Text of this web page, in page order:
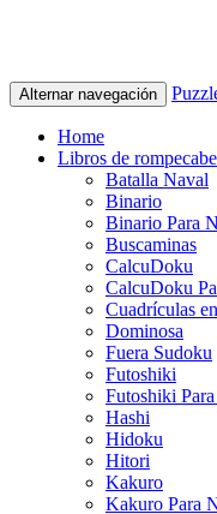
Alternar navegación
Home
Libros de
Batalla Naval
Binario
Binario Para
Buscaminas
CalcuDoku
CalcuDoku
Cuadrículas
Dominosa
Fuera Sudoku
Futoshiki
Futoshiki
Hashi
Hidoku
Hitori
Kakuro
Kakuro Para